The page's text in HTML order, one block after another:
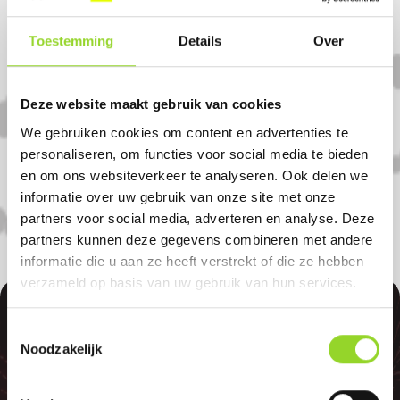
Toestemming Details Over
Deze website maakt gebruik van cookies
We gebruiken cookies om content en advertenties te
personaliseren, om functies voor social media te bieden
en om ons websiteverkeer te analyseren. Ook delen we
informatie over uw gebruik van onze site met onze
partners voor social media, adverteren en analyse. Deze
partners kunnen deze gegevens combineren met andere
informatie die u aan ze heeft verstrekt of die ze hebben
verzameld op basis van uw gebruik van hun services.
Noodzakelijk
Koop uw vuurwerk dan bij Bike Totaal
harte welkom! U bent uiteraard ook
welkom als u uit Elst, Rhenen of
Achterberg komt.